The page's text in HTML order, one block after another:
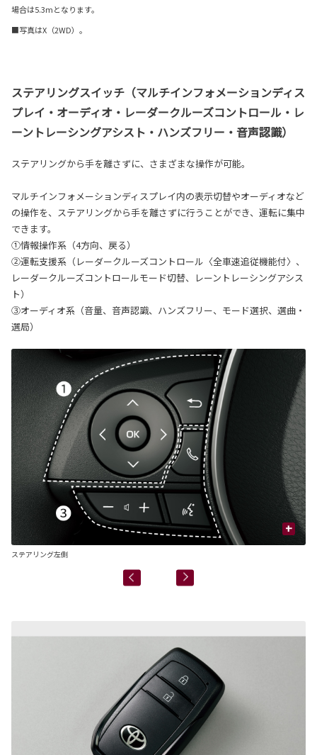
場合は5.3mとなります。
■写真はX（2WD）。
ステアリングスイッチ（マルチインフォメーションディス
プレイ・オーディオ・レーダークルーズコントロール・レ
ーントレーシングアシスト・ハンズフリー・音声認識）
ステアリングから手を離さずに、さまざまな操作が可能。
マルチインフォメーションディスプレイ内の表示切替やオーディオなど
の操作を、ステアリングから手を離さずに行うことができ、運転に集中
できます。
①情報操作系（4方向、戻る）
②運転支援系（レーダークルーズコントロール〈全車速追従機能付〉、
レーダークルーズコントロールモード切替、レーントレーシングアシス
ト）
③オーディオ系（音量、音声認識、ハンズフリー、モード選択、選曲・
選局）
+
ステアリング左側